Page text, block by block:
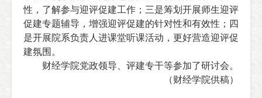
性，了解参与迎评促建工作；三是筹划开展师生迎评
促建专题辅导，增强迎评促建的针对性和有效性；四
是开展院系负责人进课堂听课活动，更好营造迎评促
建氛围。
财经学院党政领导、评建专干等参加了研讨会。
（财经学院供稿）